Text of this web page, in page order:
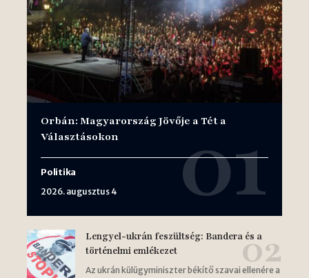
Orbán: Magyarország Jövője a Tét a
Választásokon
Politika
2026. augusztus 4
Lengyel-ukrán feszültség: Bandera és a
történelmi emlékezet
Az ukrán külügyminiszter békítő szavai ellenére a